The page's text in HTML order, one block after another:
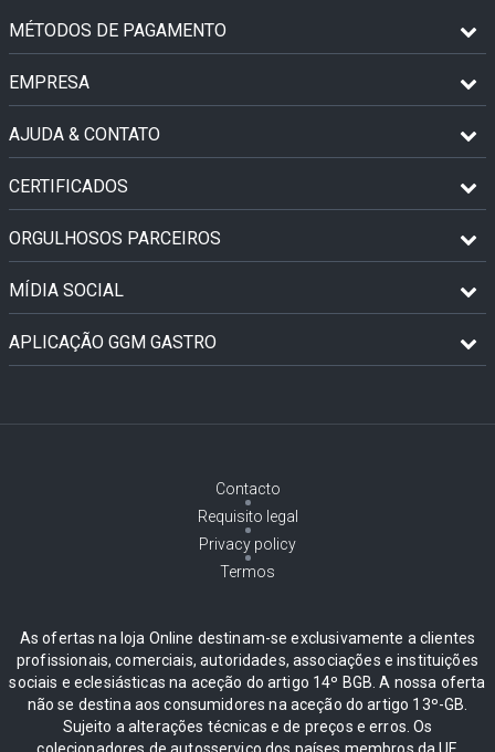
MÉTODOS DE PAGAMENTO
EMPRESA
AJUDA & CONTATO
CERTIFICADOS
ORGULHOSOS PARCEIROS
MÍDIA SOCIAL
APLICAÇÃO GGM GASTRO
Contacto
Requisito legal
Privacy policy
Termos
As ofertas na loja Online destinam-se exclusivamente a clientes
profissionais, comerciais, autoridades, associações e instituições
sociais e eclesiásticas na aceção do artigo 14º BGB. A nossa oferta
não se destina aos consumidores na aceção do artigo 13º-GB.
Sujeito a alterações técnicas e de preços e erros. Os
colecionadores de autosserviço dos países membros da UE